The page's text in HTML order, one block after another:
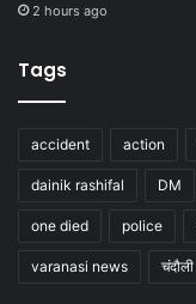
2 hours ago
Tags
accident action
dainik rashifal DM
one died police
varanasi news चंदौली